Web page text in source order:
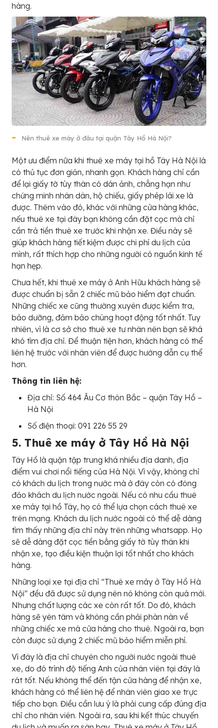
hàng.
Nên thuê xe máy ở đâu tại quận Tây Hồ Hà Nội?
Một ưu điểm nữa khi thuê xe máy tại hồ Tây Hà Nội là
có thủ tục đơn giản, nhanh gọn. Khách hàng chỉ cần
để lại giấy tờ tùy thân có dán ảnh, chẳng hạn như
chứng minh nhân dân, hộ chiếu, giấy phép lái xe là
được. Thêm vào đó, khác với những cửa hàng khác,
nếu thuê xe tại đây bạn không cần đặt cọc mà chỉ
cần trả tiền thuê xe trước khi nhận xe. Điều này sẽ
giúp khách hàng tiết kiệm được chi phí du lịch của
mình, rất thích hợp cho những người có nguồn kinh tế
hạn hẹp.
Chưa hết, khi thuê xe máy ở Anh Hữu khách hàng sẽ
được chuẩn bị sẵn 2 chiếc mũ bảo hiểm đạt chuẩn.
Những chiếc xe cũng thường xuyên được kiểm tra,
bảo dưỡng, đảm bảo chúng hoạt động tốt nhất. Tuy
nhiên, vì là cơ sở cho thuê xe tư nhân nên bạn sẽ khá
khó tìm địa chỉ. Để thuận tiện hơn, khách hàng có thể
liên hệ trước với nhân viên để được hướng dẫn cụ thể
hơn.
Thông tin liên hệ:
Địa chỉ: Số 464 Âu Cơ thôn Bắc – quận Tây Hồ –
Hà Nội
Số điện thoại: 091 226 55 29
5. Thuê xe máy ở Tây Hồ Hà Nội
Tây Hồ là quận tập trung khá nhiều địa danh, địa
điểm vui chơi nổi tiếng của Hà Nội. Vì vậy, không chỉ
có khách du lịch trong nước mà ở đây còn có đông
đảo khách du lịch nước ngoài. Nếu có nhu cầu thuê
xe máy tại hồ Tây, họ có thể lựa chọn cách thuê xe
trên mạng. Khách du lịch nước ngoài có thể dễ dàng
tìm thấy những địa chỉ này trên những whatsapp. Họ
sẽ dễ dàng đặt cọc tiền bằng giấy tờ tùy thân khi
nhận xe, tạo điều kiện thuận lợi tốt nhất cho khách
hàng.
Những loại xe tại địa chỉ “Thuê xe máy ở Tây Hồ Hà
Nội” đều đã được sử dụng nên nó không còn quá mới.
Nhưng chất lượng các xe còn rất tốt. Do đó, khách
hàng sẽ yên tâm và không cần phải phàn nàn về
những chiếc xe mà cửa hàng cho thuê. Ngoài ra, bạn
còn được sử dụng 2 chiếc mũ bảo hiểm miễn phí.
Vì đây là địa chỉ chuyên cho người nước ngoài thuê
xe, do đó trình độ tiếng Anh của nhân viên tại đây là
rát tốt. Nếu không thể đến tận cửa hàng để nhận xe,
khách hàng có thể liên hệ để nhân viên giao xe trực
tiếp cho bạn. Điều cần lưu ý là phải cung cấp đúng địa
chỉ cho nhân viên. Ngoài ra, sau khi kết thúc chuyến